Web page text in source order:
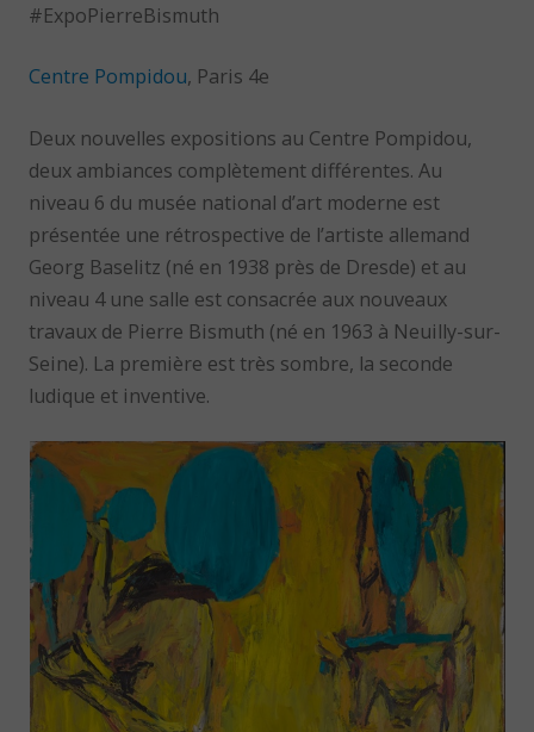
#ExpoPierreBismuth
Centre Pompidou, Paris 4e
Deux nouvelles expositions au Centre Pompidou,
deux ambiances complètement différentes. Au
niveau 6 du musée national d’art moderne est
présentée une rétrospective de l’artiste allemand
Georg Baselitz (né en 1938 près de Dresde) et au
niveau 4 une salle est consacrée aux nouveaux
travaux de Pierre Bismuth (né en 1963 à Neuilly-sur-
Seine). La première est très sombre, la seconde
ludique et inventive.